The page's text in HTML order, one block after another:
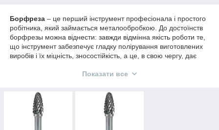
Борфреза – це перший інструмент професіонала і простого
робітника, який займається металообробкою. До достоїнств
борфрезы можна віднести: завжди відмінна якість роботи те,
що інструмент забезпечує гладку полірування виготовлених
виробів і їх міцність, зносостійкість, а це, в свою чергу, дає
інструментами цього ряду. У слюсаря зазвичай є у
Борфрезы, їх часто називають
шарошками або
твердосплавними борами - це
Показати все